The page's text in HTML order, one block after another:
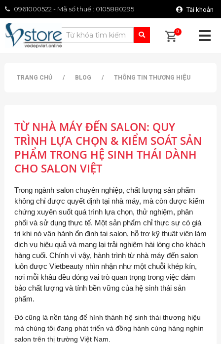
0961000522 - Mã số thuế : 0105880295 Tài khoản
0
TRANG CHỦ / BLOG / THÔNG TIN THƯƠNG HIỆU
TỪ NHÀ MÁY ĐẾN SALON: QUY
TRÌNH LỰA CHỌN & KIỂM SOÁT SẢN
PHẨM TRONG HỆ SINH THÁI DÀNH
CHO SALON VIỆT
Trong ngành salon chuyên nghiệp, chất lượng sản phẩm
không chỉ được quyết định tại nhà máy, mà còn được kiểm
chứng xuyên suốt quá trình lựa chọn, thử nghiệm, phân
phối và sử dụng thực tế. Một sản phẩm chỉ thực sự có giá
trị khi nó vận hành ổn định tại salon, hỗ trợ kỹ thuật viên làm
dịch vụ hiệu quả và mang lại trải nghiệm hài lòng cho khách
hàng cuối. Chính vì vậy, hành trình từ nhà máy đến salon
luôn được Vietbeauty nhìn nhận như một chuỗi khép kín,
nơi mỗi khâu đều đóng vai trò quan trọng trong việc đảm
bảo chất lượng và tính bền vững của hệ sinh thái sản
phẩm.
Đó cũng là nền tảng để hình thành hệ sinh thái thương hiệu
mà chúng tôi đang phát triển và đồng hành cùng hàng nghìn
salon trên thị trường Việt Nam.